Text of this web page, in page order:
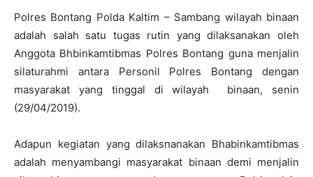
Polres Bontang Polda Kaltim – Sambang wilayah binaan
adalah salah satu tugas rutin yang dilaksanakan oleh
Anggota Bhbinkamtibmas Polres Bontang guna menjalin
silaturahmi antara Personil Polres Bontang dengan
masyarakat yang tinggal di wilayah binaan, senin
(29/04/2019).
Adapun kegiatan yang dilaksnanakan Bhabinkamtibmas
adalah menyambangi masyarakat binaan demi menjalin